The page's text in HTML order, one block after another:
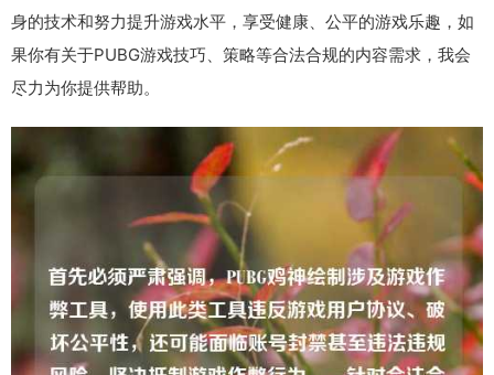
身的技术和努力提升游戏水平，享受健康、公平的游戏乐趣，如
果你有关于PUBG游戏技巧、策略等合法合规的内容需求，我会
尽力为你提供帮助。